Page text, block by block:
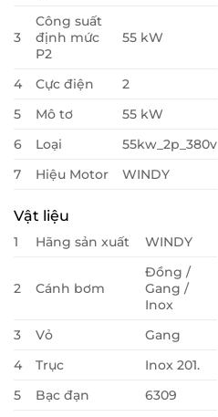
3
Công suất
định mức
P2
55 kW
4 Cực điện
2
5
Mô tơ
55 kW
6
Loại
55kw_2p_380v
7
Hiệu Motor WINDY
Vật liệu
1 Hãng sản xuất WINDY
2 Cánh bơm
Đồng /
Gang /
Inox
3
Vỏ
Gang
4
Trục
Inox 201.
5
Bạc đạn
6309